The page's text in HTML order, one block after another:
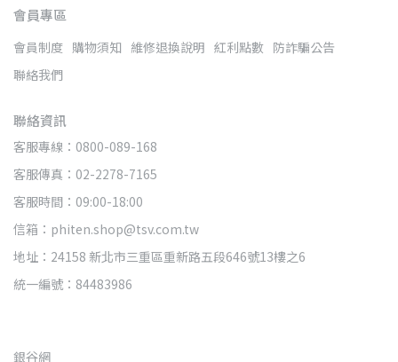
會員專區
會員制度 購物須知 維修退換說明 紅利點數 防詐騙公告
聯絡我們
聯絡資訊
客服專線：0800-089-168
客服傳真：02-2278-7165
客服時間：09:00-18:00
信箱：phiten.shop@tsv.com.tw
地址：24158 新北市三重區重新路五段646號13樓之6
統一編號：84483986
銀谷網